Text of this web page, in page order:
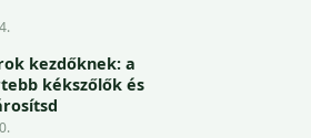
kezdőknek: a
kékszőlők és